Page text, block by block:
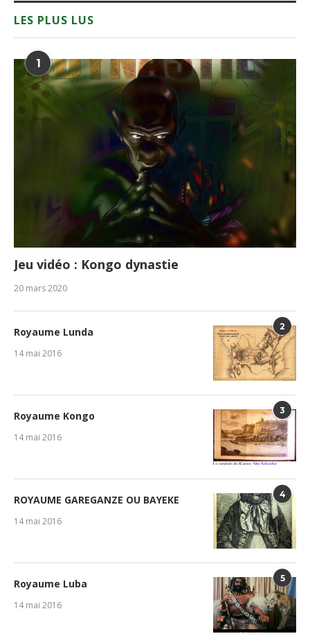
LES PLUS LUS
1
Jeu vidéo : Kongo dynastie
20 mars 2020
2
Royaume Lunda
14 mai 2016
3
Royaume Kongo
14 mai 2016
4
ROYAUME GAREGANZE OU BAYEKE
14 mai 2016
5
Royaume Luba
14 mai 2016